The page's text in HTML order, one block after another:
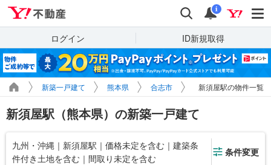
検索 通知
i
ログイン ID新規取得
新築一戸建て 熊本県 合志市 新須屋駅の物件一覧
新須屋駅（熊本県）の新築一戸建て
九州・沖縄｜新須屋駅｜価格未定を含む｜建築条
件付き土地を含む｜間取り未定を含む
条件変更